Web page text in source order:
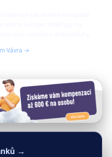
Vávra →
→